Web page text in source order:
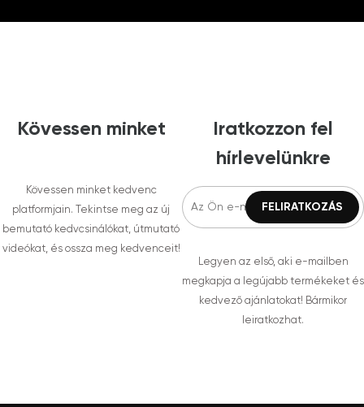
Kövessen minket
Kövessen minket kedvenc
platformjain. Tekintse meg az új
bemutató kedvcsinálókat, útmutató
videókat, és ossza meg kedvenceit!
Iratkozzon fel
hírlevelünkre
Legyen az első, aki e-mailben
megkapja a legújabb termékeket és
kedvező ajánlatokat! Bármikor
leiratkozhat.